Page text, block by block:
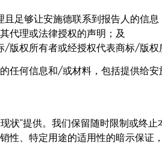
足够让安施德联系到报告人的信息
代理或法律授权的声明；及
权所有者或经授权代表商标/版权
任何信息和/或材料，包括提供给
状”提供。我们保留随时限制或终
性、特定用途的适用性的暗示保